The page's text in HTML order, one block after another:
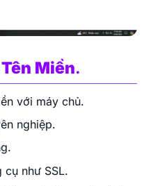
Miền.
với máy chủ.
nghiệp.
như SSL.